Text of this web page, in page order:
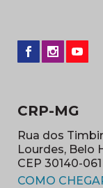
CRP-MG
Rua dos
Lourdes, Belo
CEP 30140-061
COMO